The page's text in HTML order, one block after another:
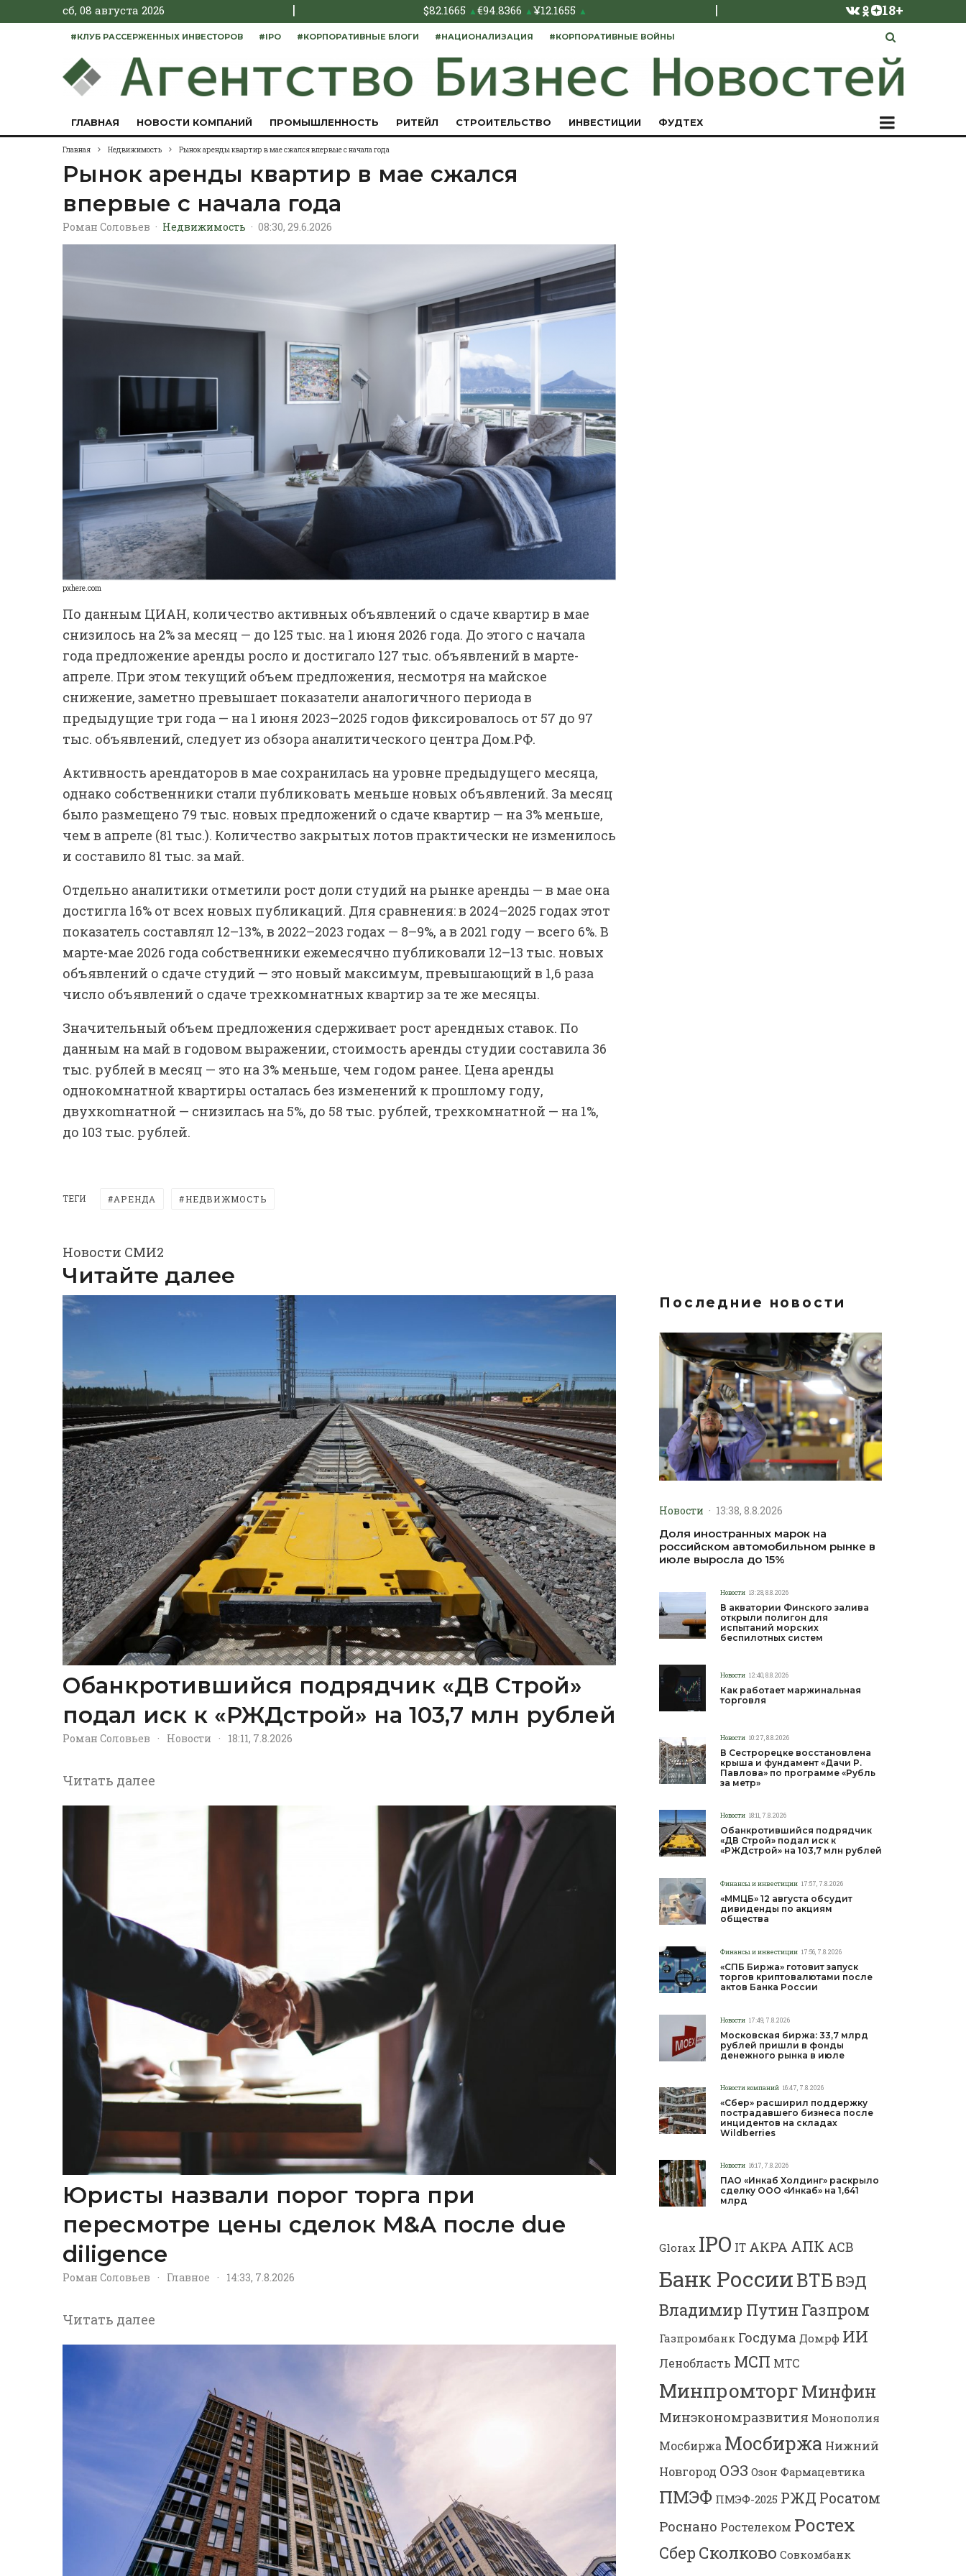
сб, 08 августа 2026 | $82.1665 ▲€94.8366 ▲¥12.1655 ▲ | 18+
#КЛУБ РАССЕРЖЕННЫХ ИНВЕСТОРОВ #IPO #КОРПОРАТИВНЫЕ БЛОГИ #НАЦИОНАЛИЗАЦИЯ #КОРПОРАТИВНЫЕ ВОЙНЫ
ГЛАВНАЯ НОВОСТИ КОМПАНИЙ ПРОМЫШЛЕННОСТЬ РИТЕЙЛ СТРОИТЕЛЬСТВО ИНВЕСТИЦИИ ФУДТЕХ
Главная Недвижимость Рынок аренды квартир в мае сжался впервые с начала года
Рынок аренды квартир в мае сжался
впервые с начала года
Роман Соловьев · Недвижимость · 08:30, 29.6.2026
pxhere.com
По данным ЦИАН, количество активных объявлений о сдаче квартир в мае
снизилось на 2% за месяц — до 125 тыс. на 1 июня 2026 года. До этого с начала
года предложение аренды росло и достигало 127 тыс. объявлений в марте-
апреле. При этом текущий объем предложения, несмотря на майское
снижение, заметно превышает показатели аналогичного периода в
предыдущие три года — на 1 июня 2023–2025 годов фиксировалось от 57 до 97
тыс. объявлений, следует из обзора аналитического центра Дом.РФ.
Активность арендаторов в мае сохранилась на уровне предыдущего месяца,
однако собственники стали публиковать меньше новых объявлений. За месяц
было размещено 79 тыс. новых предложений о сдаче квартир — на 3% меньше,
чем в апреле (81 тыс.). Количество закрытых лотов практически не изменилось
и составило 81 тыс. за май.
Отдельно аналитики отметили рост доли студий на рынке аренды — в мае она
достигла 16% от всех новых публикаций. Для сравнения: в 2024–2025 годах этот
показатель составлял 12–13%, в 2022–2023 годах — 8–9%, а в 2021 году — всего 6%. В
марте-мае 2026 года собственники ежемесячно публиковали 12–13 тыс. новых
объявлений о сдаче студий — это новый максимум, превышающий в 1,6 раза
число объявлений о сдаче трехкомнатных квартир за те же месяцы.
Значительный объем предложения сдерживает рост арендных ставок. По
данным на май в годовом выражении, стоимость аренды студии составила 36
тыс. рублей в месяц — это на 3% меньше, чем годом ранее. Цена аренды
однокомнатной квартиры осталась без изменений к прошлому году,
двухкomнатной — снизилась на 5%, до 58 тыс. рублей, трехкомнатной — на 1%,
до 103 тыс. рублей.
ТЕГИ АРЕНДА НЕДВИЖМОСТЬ
Новости СМИ2
Читайте далее
Обанкротившийся подрядчик «ДВ Строй»
подал иск к «РЖДстрой» на 103,7 млн рублей
Роман Соловьев · Новости · 18:11, 7.8.2026
Читать далее
Юристы назвали порог торга при
пересмотре цены сделок M&A после due
diligence
Роман Соловьев · Главное · 14:33, 7.8.2026
Читать далее
Последние новости
Новости · 13:38, 8.8.2026
Доля иностранных марок на
российском автомобильном рынке в
июле выросла до 15%
Новости 13:28, 8.8.2026
В акватории Финского залива
открыли полигон для
испытаний морских
беспилотных систем
Новости 12:40, 8.8.2026
Как работает маржинальная
торговля
Новости 10:27, 8.8.2026
В Сестрорецке восстановлена
крыша и фундамент «Дачи Р.
Павлова» по программе «Рубль
за метр»
Новости 18:11, 7.8.2026
Обанкротившийся подрядчик
«ДВ Строй» подал иск к
«РЖДстрой» на 103,7 млн рублей
Финансы и инвестиции 17:57, 7.8.2026
«ММЦБ» 12 августа обсудит
дивиденды по акциям
общества
Финансы и инвестиции 17:56, 7.8.2026
«СПБ Биржа» готовит запуск
торгов криптовалютами после
актов Банка России
Новости 17:49, 7.8.2026
Московская биржа: 33,7 млрд
рублей пришли в фонды
денежного рынка в июле
Новости компаний 16:47, 7.8.2026
«Сбер» расширил поддержку
пострадавшего бизнеса после
инцидентов на складах
Wildberries
Новости 16:17, 7.8.2026
ПАО «Инкаб Холдинг» раскрыло
сделку ООО «Инкаб» на 1,641
млрд
Glorax IPO IT АКРА АПК АСВ
Банк РоссииВТБВЭД
Владимир Путин Газпром
Газпромбанк Госдума Домрф ИИ
Ленобласть МСП МТС
МинпромторгМинфин
Минэкономразвития Монополия
Мосбиржа Мосбиржа Нижний
Новгород ОЭЗ Озон Фармацевтика
ПМЭФ ПМЭФ-2025 РЖД Росатом
Роснано Ростелеком Ростех
Сбер Сколково Совкомбанк